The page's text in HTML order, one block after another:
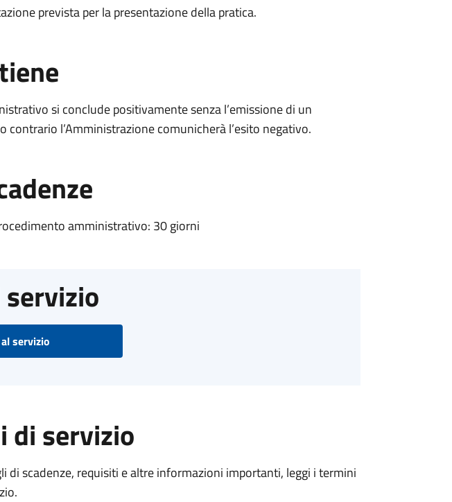
prevista per la presentazione della pratica.
si conclude positivamente senza l’emissione di un
contrario l’Amministrazione comunicherà l’esito negativo.
amministrativo: 30 giorni
servizio
di servizio
di scadenze, requisiti e altre informazioni importanti, leggi i termini